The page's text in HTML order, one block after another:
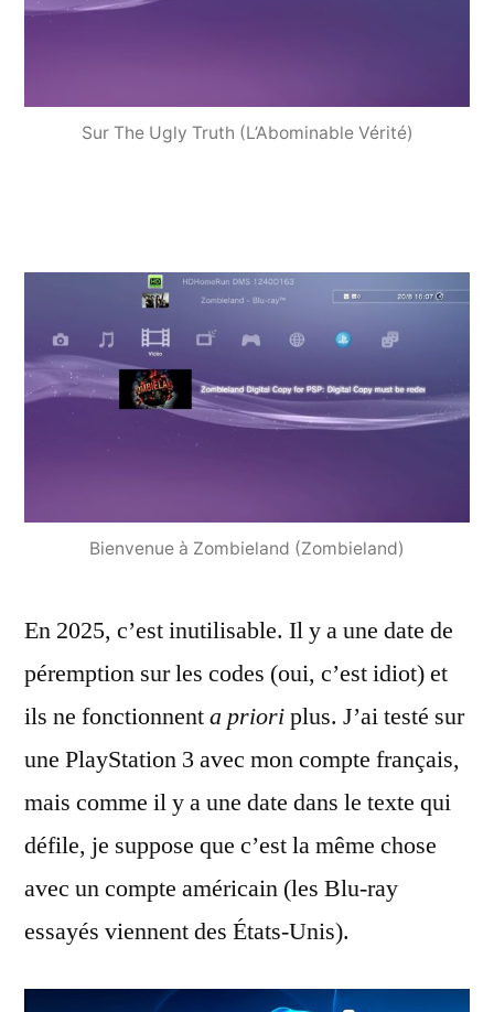
Sur The Ugly Truth (L’Abominable Vérité)
Bienvenue à Zombieland (Zombieland)
En 2025, c’est inutilisable. Il y a une date de
péremption sur les codes (oui, c’est idiot) et
ils ne fonctionnenta prioriplus. J’ai testé sur
une PlayStation 3 avec mon compte français,
mais comme il y a une date dans le texte qui
défile, je suppose que c’est la même chose
avec un compte américain (les Blu-ray
essayés viennent des États-Unis).